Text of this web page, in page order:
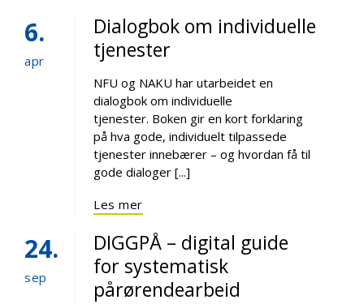
6
apr
Dialogbok om individuelle
tjenester
NFU og NAKU har utarbeidet en
dialogbok om individuelle
tjenester. Boken gir en kort forklaring
på hva gode, individuelt tilpassede
tjenester innebærer – og hvordan få til
gode dialoger [...]
Les mer
24
sep
DIGGPÅ – digital guide
for systematisk
pårørendearbeid